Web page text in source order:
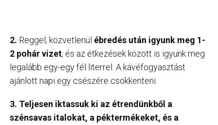
2. Reggel, közvetlenül ébredés után igyunk meg 1-
2 pohár vizet, és az étkezések között is igyunk meg
legalább egy-egy fél literrel. A kávéfogyasztást
ajánlott napi egy csészére csökkenteni.
3. Teljesen iktassuk ki az étrendünkből a
szénsavas italokat, a péktermékeket, és a